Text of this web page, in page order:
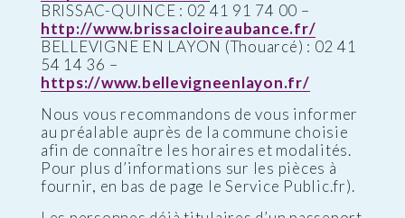
BRISSAC-QUINCE : 02 41 91 74 00 –
http://www.brissacloireaubance.fr/
BELLEVIGNE EN LAYON (Thouarcé) : 02 41
54 14 36 –
https://www.bellevigneenlayon.fr/
Nous vous recommandons de vous informer
au préalable auprès de la commune choisie
afin de connaître les horaires et modalités.
Pour plus d’informations sur les pièces à
fournir, en bas de page le Service Public.fr).